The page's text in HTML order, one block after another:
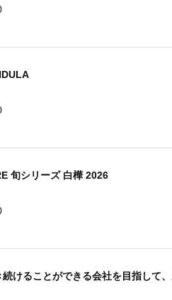
旬シリーズ 白樺 2026
続けることができる会社を目指して